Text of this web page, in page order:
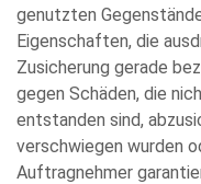
genutzten
Eigenschaften, die
Zusicherung gerade
gegen Schäden, die
entstanden sind,
verschwiegen wurden
Auftragnehmer